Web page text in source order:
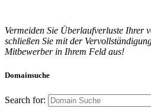
Vermeiden Sie Überlaufverluste Ihrer
schließen Sie mit der
Mitbewerber in Ihrem Feld aus!
Domainsuche
Search for: